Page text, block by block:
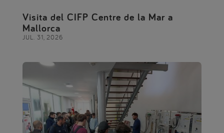
Visita del CIFP Centre de la Mar a
Mallorca
JUL. 31, 2026